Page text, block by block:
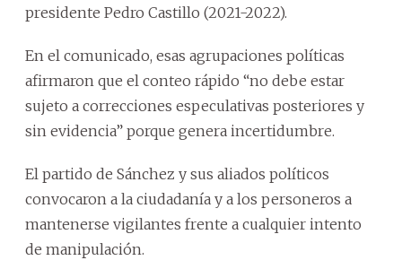
presidente Pedro Castillo (2021-2022).
En el comunicado, esas agrupaciones políticas
afirmaron que el conteo rápido “no debe estar
sujeto a correcciones especulativas posteriores y
sin evidencia” porque genera incertidumbre.
El partido de Sánchez y sus aliados políticos
convocaron a la ciudadanía y a los personeros a
mantenerse vigilantes frente a cualquier intento
de manipulación.